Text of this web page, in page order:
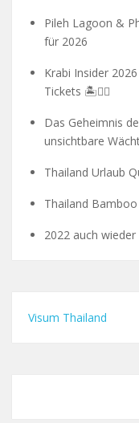
Pileh Lagoon &
für 2026
Krabi Insider
Tickets 🏝️🧗‍♂️
Das Geheimnis
unsichtbare
Thailand Urlaub
Thailand
2022 auch
Visum Thailand